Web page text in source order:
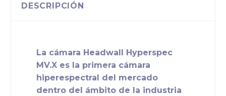
DESCRIPCIÓN
La cámara Headwall Hyperspec
MV.X es la primera cámara
hiperespectral del mercado
dentro del ámbito de la industria